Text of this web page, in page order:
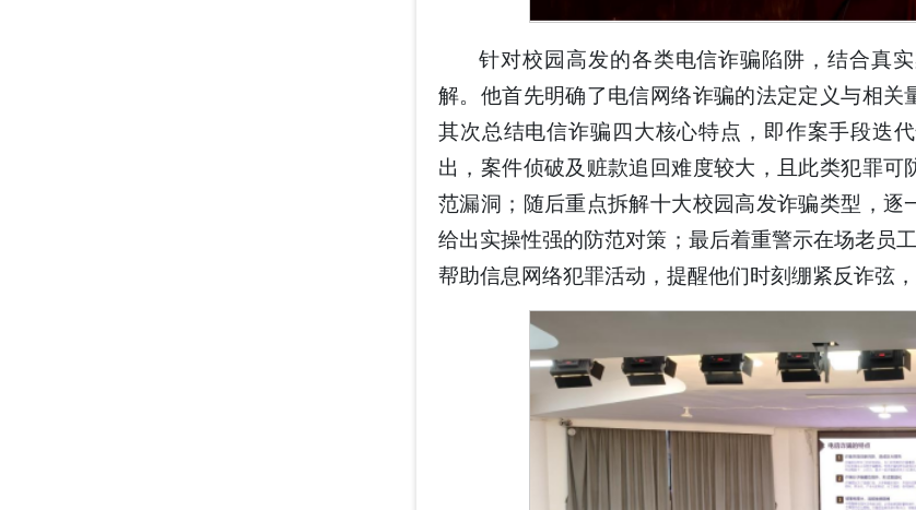
针对校园高发的各类电信诈骗陷阱，结合真
解。他首先明确了电信网络诈骗的法定定义与相关
其次总结电信诈骗四大核心特点，即作案手段迭
出，案件侦破及赃款追回难度较大，且此类犯罪
范漏洞；随后重点拆解十大校园高发诈骗类型，
给出实操性强的防范对策；最后着重警示在场老员
帮助信息网络犯罪活动，提醒他们时刻绷紧反诈弦，